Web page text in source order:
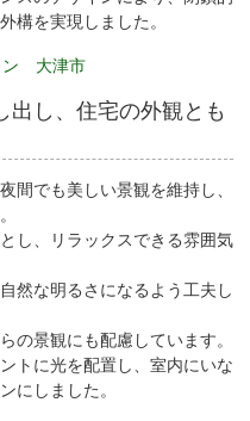
構を実現しました。
出し、住宅の外観とも
間でも美しい景観を維持し、
し、リラックスできる雰囲気
然な明るさになるよう工夫し
の景観にも配慮しています。
トに光を配置し、室内にいな
にしました。